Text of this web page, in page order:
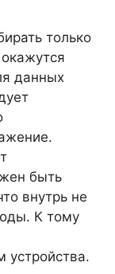
только
данных
быть
внутрь не
К тому
устройства.